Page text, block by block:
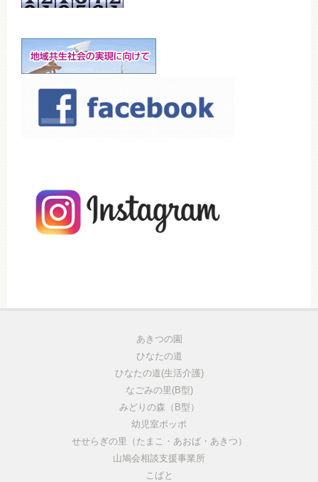
あきつの園
ひなたの道
ひなたの道(生活介護)
なごみの里(B型)
みどりの森（B型）
幼児室ポッポ
せせらぎの里（たまこ・あおば・あきつ）
山鳩会相談支援事業所
こばと